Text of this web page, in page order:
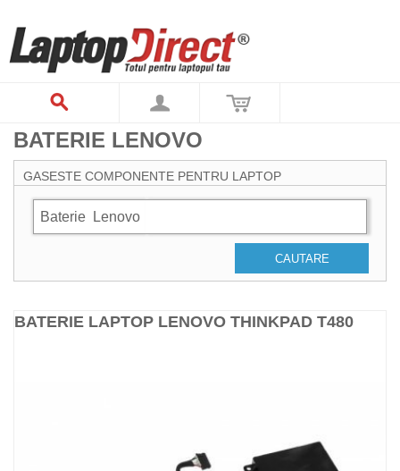
BATERIE LENOVO
GASESTE COMPONENTE PENTRU LAPTOP
Baterie Lenovo
CAUTARE
BATERIE LAPTOP LENOVO THINKPAD T480